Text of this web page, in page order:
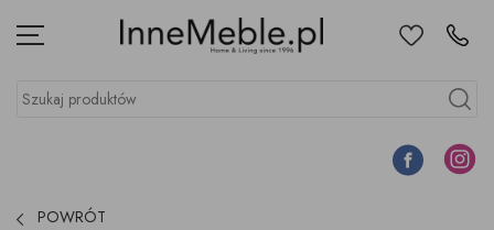
Menu UlubioneKontakt
Szukaj produktów
Szukaj
Facebook
POWRÓT